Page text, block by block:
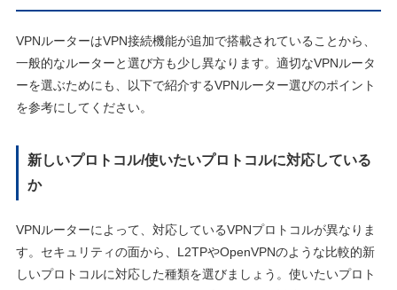
VPNルーターはVPN接続機能が追加で搭載されていることから、
一般的なルーターと選び方も少し異なります。適切なVPNルータ
ーを選ぶためにも、以下で紹介するVPNルーター選びのポイント
を参考にしてください。
新しいプロトコル/使いたいプロトコルに対応している
か
VPNルーターによって、対応しているVPNプロトコルが異なりま
す。セキュリティの面から、L2TPやOpenVPNのような比較的新
しいプロトコルに対応した種類を選びましょう。使いたいプロト